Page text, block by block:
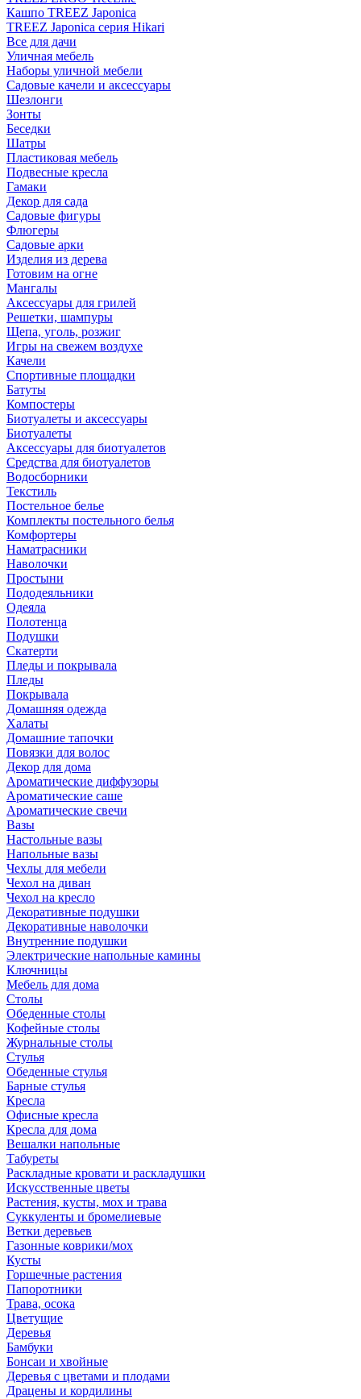
Кашпо TREEZ Japonica
TREEZ Japonica серия Hikari
Все для дачи
Уличная мебель
Наборы уличной мебели
Садовые качели и аксессуары
Шезлонги
Зонты
Беседки
Шатры
Пластиковая мебель
Подвесные кресла
Гамаки
Декор для сада
Садовые фигуры
Флюгеры
Садовые арки
Изделия из дерева
Готовим на огне
Мангалы
Аксессуары для грилей
Решетки, шампуры
Щепа, уголь, розжиг
Игры на свежем воздухе
Качели
Спортивные площадки
Батуты
Компостеры
Биотуалеты и аксессуары
Биотуалеты
Аксессуары для биотуалетов
Средства для биотуалетов
Водосборники
Текстиль
Постельное белье
Комплекты постельного белья
Комфортеры
Наматрасники
Наволочки
Простыни
Пододеяльники
Одеяла
Полотенца
Подушки
Скатерти
Пледы и покрывала
Пледы
Покрывала
Домашняя одежда
Халаты
Домашние тапочки
Повязки для волос
Декор для дома
Ароматические диффузоры
Ароматические саше
Ароматические свечи
Вазы
Настольные вазы
Напольные вазы
Чехлы для мебели
Чехол на диван
Чехол на кресло
Декоративные подушки
Декоративные наволочки
Внутренние подушки
Электрические напольные камины
Ключницы
Мебель для дома
Столы
Обеденные столы
Кофейные столы
Журнальные столы
Стулья
Обеденные стулья
Барные стулья
Кресла
Офисные кресла
Кресла для дома
Вешалки напольные
Табуреты
Раскладные кровати и раскладушки
Искусственные цветы
Растения, кусты, мох и трава
Суккуленты и бромелиевые
Ветки деревьев
Газонные коврики/мох
Кусты
Горшечные растения
Папоротники
Трава, осока
Цветущие
Деревья
Бамбуки
Бонсаи и хвойные
Деревья с цветами и плодами
Драцены и кордилины